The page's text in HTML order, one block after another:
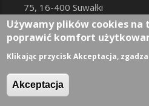
75, 16-400 Suwałki
Serwis Suwalki.info nie ponosi
treści dodane przez
reklama@suwalki.info
RODO|Cookies
User account menu
Zaloguj
Używamy plików cookies
poprawić komfort
Klikając przycisk Akceptacja,
Akceptacja